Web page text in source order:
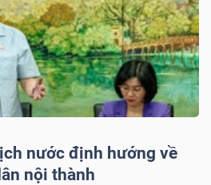
nước định hướng về
nội thành